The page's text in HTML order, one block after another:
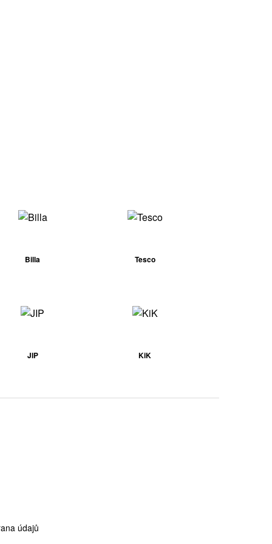
Billa Tesco
JIP KiK
údajů